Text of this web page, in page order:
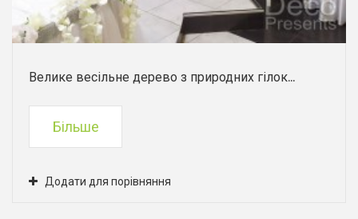
Велике весільне дерево з природних гілок...
Більше
Додати для порівняння